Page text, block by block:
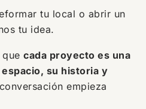
tu local o abrir un
tu idea.
cada proyecto es una
su historia y
empieza